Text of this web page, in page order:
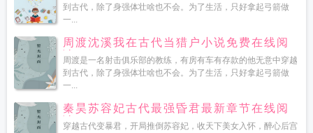
到古代，除了身强体壮啥也不会。为了生活，只好拿起弓箭做
一...
周渡沈溪我在古代当猎户小说免费在线阅
读
周渡是一名射击俱乐部的教练，有房有车有存款的他无意中穿越
到古代，除了身强体壮啥也不会。为了生活，只好拿起弓箭做
一...
秦昊苏容妃古代最强昏君最新章节在线阅
读
穿越古代变暴君，开局推倒苏容妃，收天下美女入怀，醉心后宫